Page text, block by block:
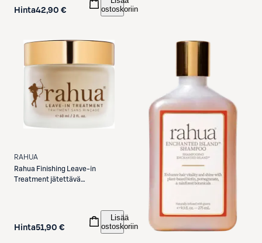
Hinta42,90 €
ostoskoriin
RAHUA
Rahua Finishing Leave-in
Treatment jätettävä
Hinta51,90 €
Lisää
ostoskoriin